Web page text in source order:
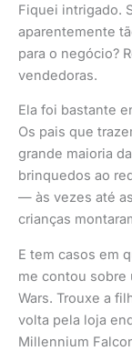
Fiquei intrigado.
aparentemente
para o negócio?
vendedoras.
Ela foi bastante
Os pais que
grande maioria
brinquedos ao
— às vezes até
crianças
E tem casos em
me contou sobre
Wars. Trouxe a
volta pela loja
Millennium